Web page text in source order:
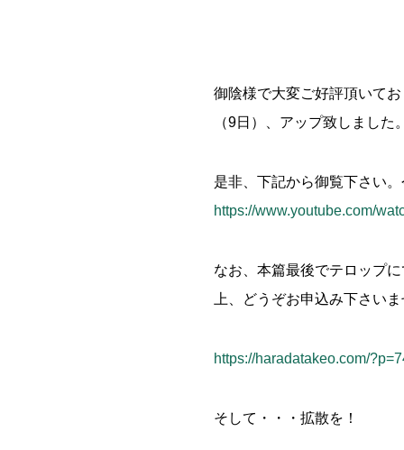
御陰様で大変ご好評頂いて
（9日）、アップ致しました
是非、下記から御覧下さい
https://www.youtube.com/
なお、本篇最後でテロップ
上、どうぞお申込み下さい
https://haradatakeo.com/
そして・・・拡散を！